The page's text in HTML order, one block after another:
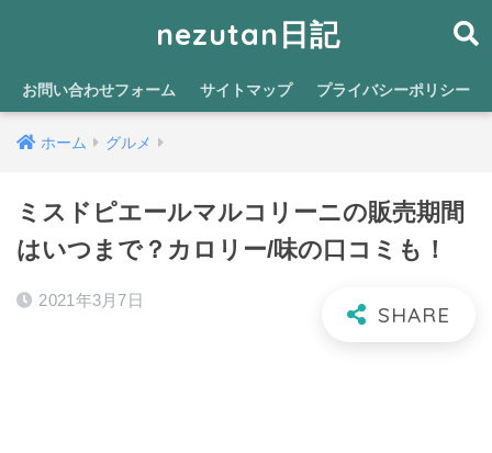
nezutan日記
お問い合わせフォーム サイトマップ プライバシーポリシー
ホーム グルメ
ミスドピエールマルコリーニの販売期間
はいつまで？カロリー/味の口コミも！
2021年3月7日